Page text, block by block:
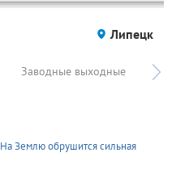
Липецк
Заводные выходные
На Землю обрушится сильная